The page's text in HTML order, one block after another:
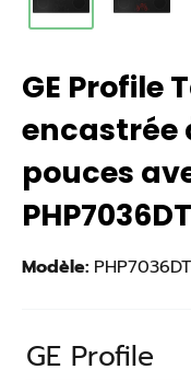
GE Profile
encastrée
pouces
Modèle:
GE Profile